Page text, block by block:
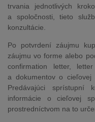
trvania jednotlivých
a spoločnosti, tieto
konzultácie.
Po potvrdení záujmu
záujmu vo forme alebo
confirmation letter,
a dokumentov o cieľovej
Predávajúci sprístupní
informácie o cieľovej
prostredníctvom na to